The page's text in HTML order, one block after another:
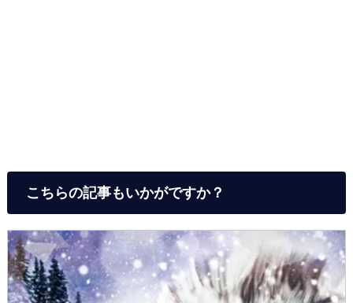
こちらの記事もいかがですか？